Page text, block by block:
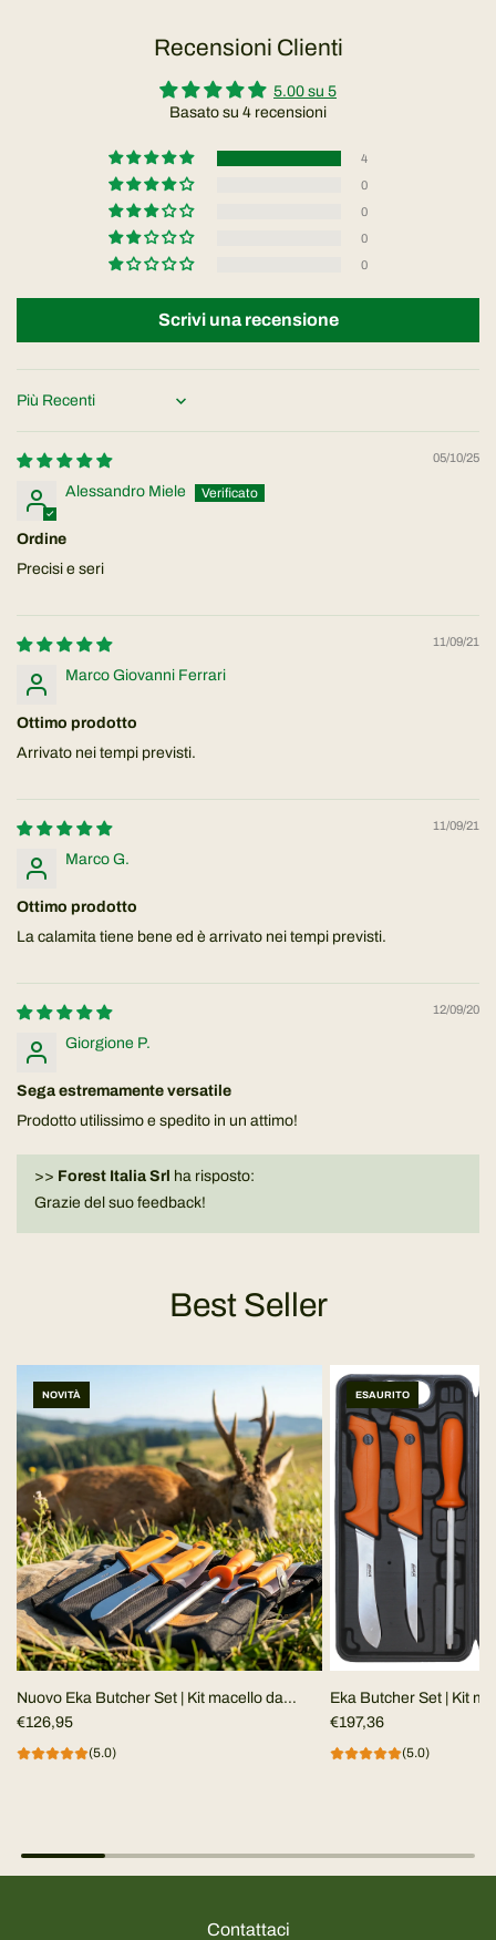
Recensioni Clienti
5.00 su 5
Basato su 4 recensioni
4
0
0
0
0
Scrivi una recensione
Sort by
05/10/25
Alessandro Miele
Ordine
Precisi e seri
11/09/21
Marco Giovanni Ferrari
Ottimo prodotto
Arrivato nei tempi previsti.
11/09/21
Marco G.
Ottimo prodotto
La calamita tiene bene ed è arrivato nei tempi previsti.
12/09/20
Giorgione P.
Sega estremamente versatile
Prodotto utilissimo e spedito in un attimo!
>> Forest Italia Srl ha risposto:
Grazie del suo feedback!
Best Seller
NOVITÀ
Nuovo Eka Butcher Set | Kit macello da
campo
€126,95
(5.0)
ESAURITO
Eka Butcher Set | Kit
€197,36
(5.0)
Contattaci